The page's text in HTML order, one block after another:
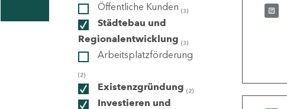
Öffentliche Kunden (3)
Städtebau und
Regionalentwicklung (3)
Arbeitsplatzförderung
(2)
Existenzgründung (2)
Investieren und